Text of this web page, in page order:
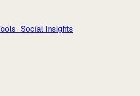
· Social Insights